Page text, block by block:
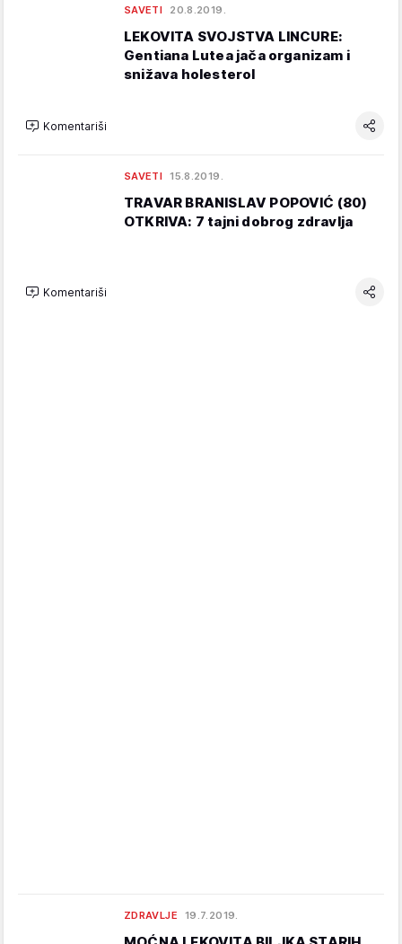
SAVETI 20.8.2019.
LEKOVITA SVOJSTVA LINCURE:
Gentiana Lutea jača organizam i
snižava holesterol
Komentariši
SAVETI 15.8.2019.
TRAVAR BRANISLAV POPOVIĆ (80)
OTKRIVA: 7 tajni dobrog zdravlja
Komentariši
ZDRAVLJE 19.7.2019.